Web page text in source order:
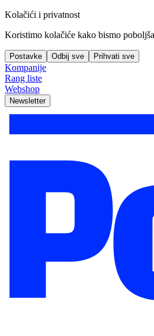
Kolačići i privatnost
Koristimo kolačiće kako bismo
Postavke Odbij sve Prihvati sve
Kompanije
Rang liste
Webshop
Newsletter